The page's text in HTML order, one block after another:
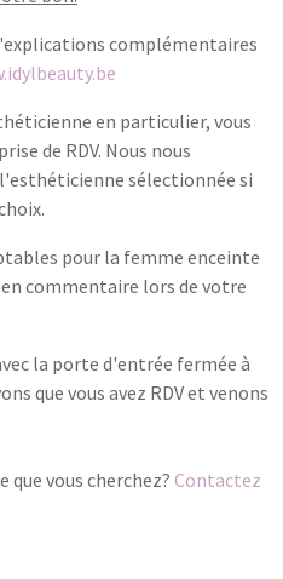
complémentaires
en particulier, vous
de RDV. Nous nous
sélectionnée si
pour la femme enceinte
commentaire lors de votre
la porte d'entrée fermée à
que vous avez RDV et venons
que vous cherchez? Contactez